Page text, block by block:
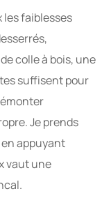
les faiblesses
colle à bois, une
suffisent pour
Je prends
appuyant
vaut une